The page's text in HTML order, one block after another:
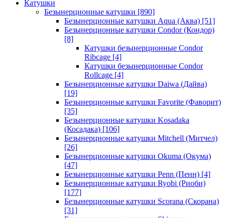
Катушки
Безынерционные катушки [890]
Безынерционные катушки Aqua (Аква) [51]
Безынерционные катушки Condor (Кондор)
[8]
Катушки безынерционные Condor
Ribcage [4]
Катушки безынерционные Condor
Rollcage [4]
Безынерционные катушки Daiwa (Дайва)
[19]
Безынерционные катушки Favorite (Фаворит)
[35]
Безынерционные катушки Kosadaka
(Косадака) [106]
Безынерционные катушки Mitchell (Митчел)
[26]
Безынерционные катушки Okuma (Окума)
[47]
Безынерционные катушки Penn (Пенн) [4]
Безынерционные катушки Ryobi (Риоби)
[177]
Безынерционные катушки Scorana (Скорана)
[31]